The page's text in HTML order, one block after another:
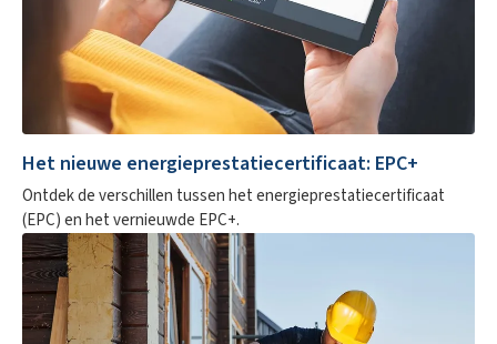
Het nieuwe energieprestatiecertificaat: EPC+
Ontdek de verschillen tussen het energieprestatiecertificaat
(EPC) en het vernieuwde EPC+.